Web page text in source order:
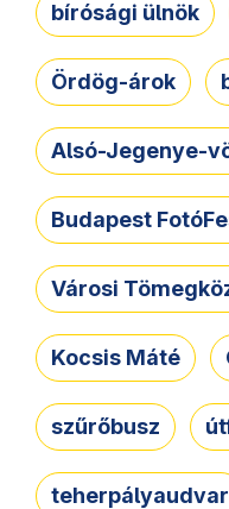
bírósági ülnök
Ördög-árok
Alsó-Jegenye-
Budapest
Városi
Kocsis Máté
szűrőbusz
teherpályaudvar